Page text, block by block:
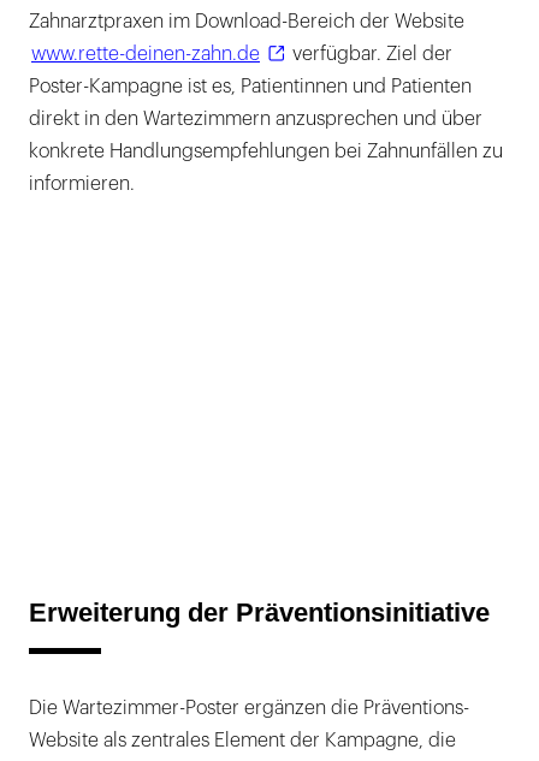
Zahnarztpraxen im Download-Bereich der Website
www.rette-deinen-zahn.de
verfügbar. Ziel der
Poster-Kampagne ist es, Patientinnen und Patienten
direkt in den Wartezimmern anzusprechen und über
konkrete Handlungsempfehlungen bei Zahnunfällen zu
informieren.
Erweiterung der Präventionsinitiative
Die Wartezimmer-Poster ergänzen die Präventions-
Website als zentrales Element der Kampagne, die